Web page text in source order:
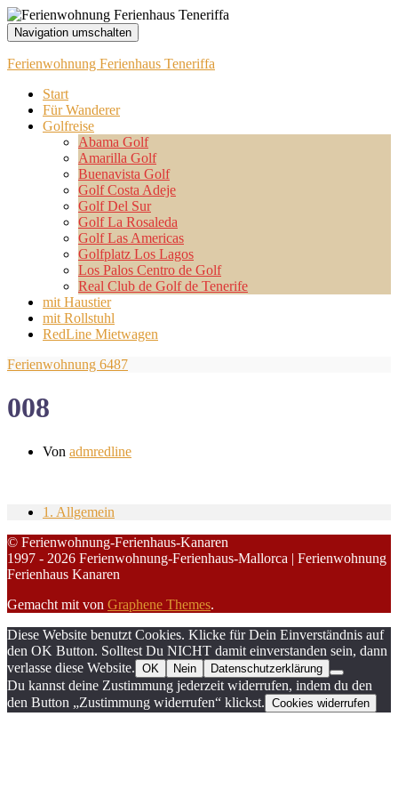
Navigation umschalten
Ferienwohnung Ferienhaus Teneriffa
Start
Für Wanderer
Golfreise
Abama Golf
Amarilla Golf
Buenavista Golf
Golf Costa Adeje
Golf Del Sur
Golf La Rosaleda
Golf Las Americas
Golfplatz Los Lagos
Los Palos Centro de Golf
Real Club de Golf de Tenerife
mit Haustier
mit Rollstuhl
RedLine Mietwagen
Ferienwohnung 6487
008
Von admredline
1. Allgemein
© Ferienwohnung-Ferienhaus-Kanaren
1997 - 2026 Ferienwohnung-Ferienhaus-Mallorca | Ferienwohnung
Ferienhaus Kanaren
Gemacht mit von Graphene Themes.
Diese Website benutzt Cookies. Klicke für Dein Einverständnis auf
den OK Button. Solltest Du NICHT damit einverstanden sein, dann
verlasse diese Website. OK Nein Datenschutzerklärung
Du kannst deine Zustimmung jederzeit widerrufen, indem du den
den Button „Zustimmung widerrufen“ klickst. Cookies widerrufen